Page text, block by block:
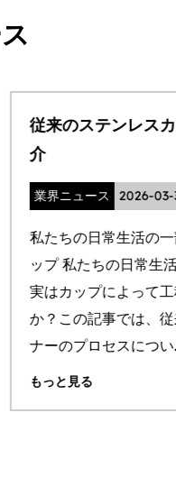
内容器工程のご紹
、 ステンレス鋼のカ
り離せないものです。
うことをご存知です
ンレス製カップライ